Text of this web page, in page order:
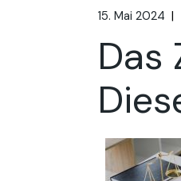
15. Mai 2024
Das